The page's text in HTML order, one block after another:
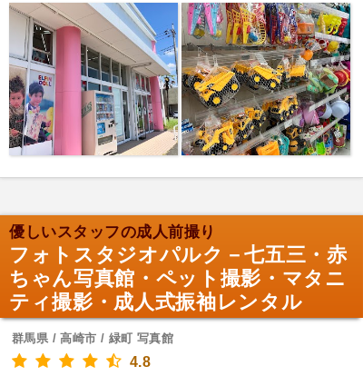
優しいスタッフの成人前撮り
フォトスタジオパルク－七五三・赤
ちゃん写真館・ペット撮影・マタニ
ティ撮影・成人式振袖レンタル
群馬県 / 高崎市 / 緑町 写真館
4.8